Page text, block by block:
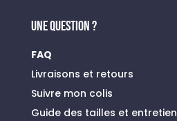
UNE QUESTION ?
FAQ
Livraisons et retours
Suivre mon colis
Guide des tailles et entretien